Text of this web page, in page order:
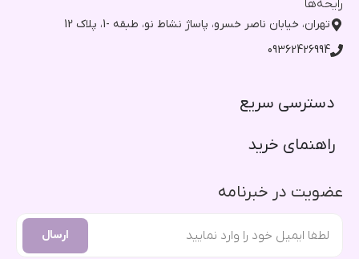
رایحه‌ها
تهران، خیابان ناصر خسرو، پاساژ نشاط نو، طبقه -1، پلاک 12
09362426994
دسترسی سریع​
راهنمای خرید​
عضویت در خبرنامه
ارسال